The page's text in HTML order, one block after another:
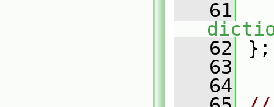
   61
   62
};
   63
   64